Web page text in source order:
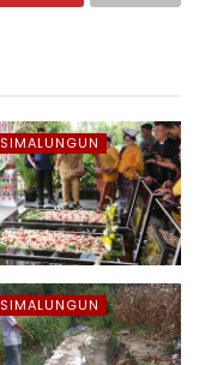
SIMALUNGUN
SIMALUNGUN